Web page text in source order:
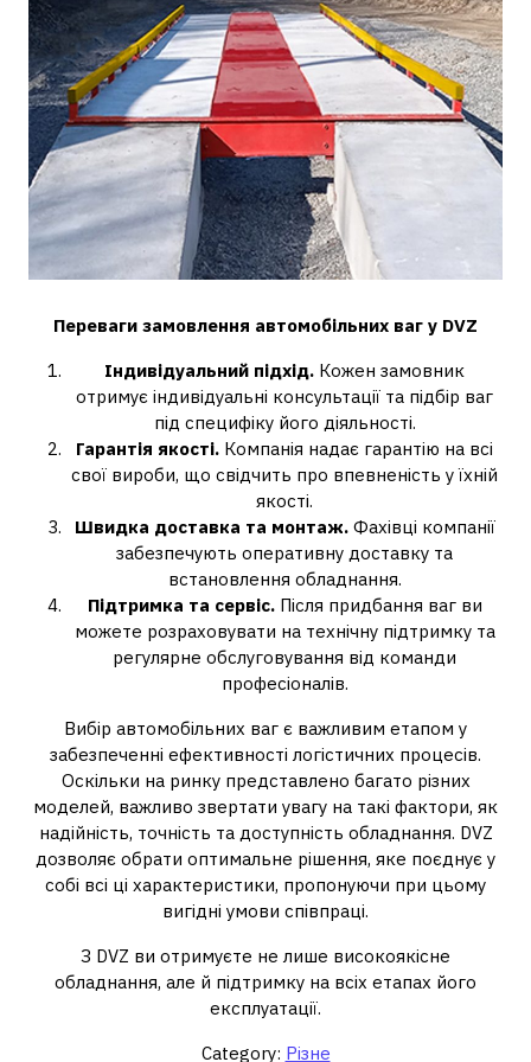
Переваги замовлення автомобільних ваг у DVZ
Індивідуальний підхід. Кожен замовник
отримує індивідуальні консультації та підбір ваг
під специфіку його діяльності.
Гарантія якості. Компанія надає гарантію на всі
свої вироби, що свідчить про впевненість у їхній
якості.
Швидка доставка та монтаж.Фахівці компанії
забезпечують оперативну доставку та
встановлення обладнання.
Підтримка та сервіс.Після придбання ваг ви
можете розраховувати на технічну підтримку та
регулярне обслуговування від команди
професіоналів.
Вибір автомобільних ваг є важливим етапом у
забезпеченні ефективності логістичних процесів.
Оскільки на ринку представлено багато різних
моделей, важливо звертати увагу на такі фактори, як
надійність, точність та доступність обладнання. DVZ
дозволяє обрати оптимальне рішення, яке поєднує у
собі всі ці характеристики, пропонуючи при цьому
вигідні умови співпраці.
З DVZ ви отримуєте не лише високоякісне
обладнання, але й підтримку на всіх етапах його
експлуатації.
Category: Різне